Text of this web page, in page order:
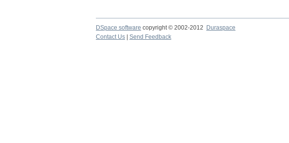
DSpace software copyright © 2002-2012 Duraspace
Contact Us
Send Feedback